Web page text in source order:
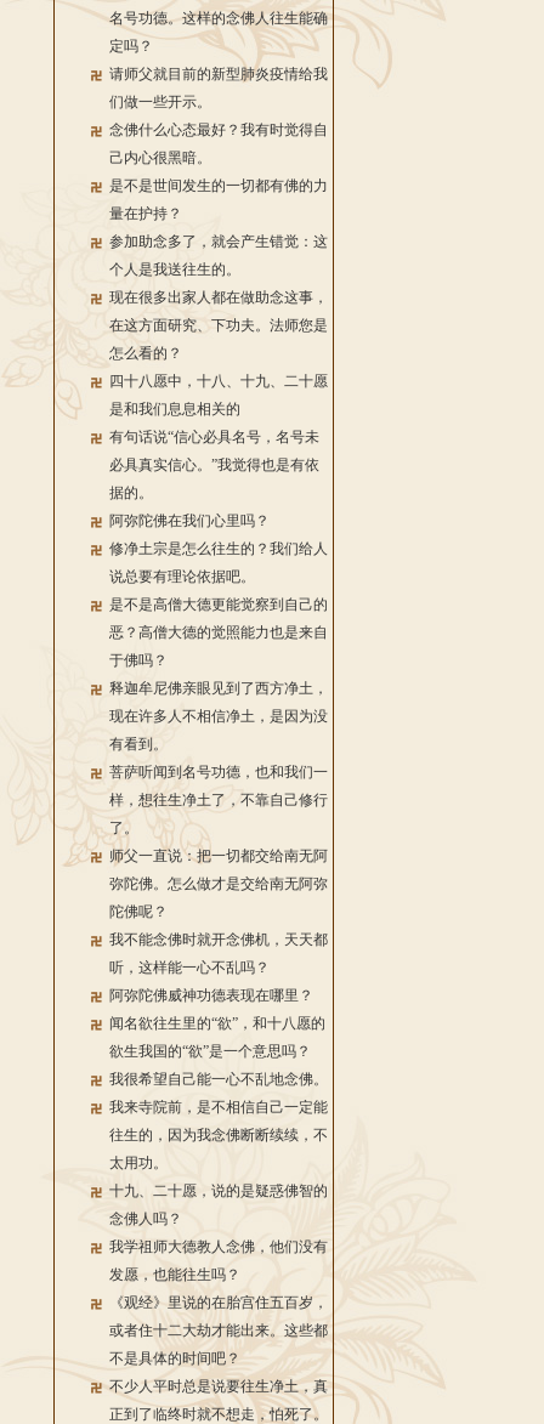
名号功德。这样的念佛人往生能确
定吗？
请师父就目前的新型肺炎疫情给我
们做一些开示。
念佛什么心态最好？我有时觉得自
己内心很黑暗。
是不是世间发生的一切都有佛的力
量在护持？
参加助念多了，就会产生错觉：这
个人是我送往生的。
现在很多出家人都在做助念这事，
在这方面研究、下功夫。法师您是
怎么看的？
四十八愿中，十八、十九、二十愿
是和我们息息相关的
有句话说“信心必具名号，名号未
必具真实信心。”我觉得也是有依
据的。
阿弥陀佛在我们心里吗？
修净土宗是怎么往生的？我们给人
说总要有理论依据吧。
是不是高僧大德更能觉察到自己的
恶？高僧大德的觉照能力也是来自
于佛吗？
释迦牟尼佛亲眼见到了西方净土，
现在许多人不相信净土，是因为没
有看到。
菩萨听闻到名号功德，也和我们一
样，想往生净土了，不靠自己修行
了。
师父一直说：把一切都交给南无阿
弥陀佛。怎么做才是交给南无阿弥
陀佛呢？
我不能念佛时就开念佛机，天天都
听，这样能一心不乱吗？
阿弥陀佛威神功德表现在哪里？
闻名欲往生里的“欲”，和十八愿的
欲生我国的“欲”是一个意思吗？
我很希望自己能一心不乱地念佛。
我来寺院前，是不相信自己一定能
往生的，因为我念佛断断续续，不
太用功。
十九、二十愿，说的是疑惑佛智的
念佛人吗？
我学祖师大德教人念佛，他们没有
发愿，也能往生吗？
《观经》里说的在胎宫住五百岁，
或者住十二大劫才能出来。这些都
不是具体的时间吧？
不少人平时总是说要往生净土，真
正到了临终时就不想走，怕死了。